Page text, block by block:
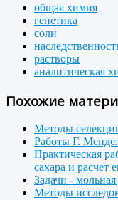
общая химия
генетика
соли
растворы
аналитическая
Похожие
Методы
Работы Г.
Практическая
сахара и расчет
Задачи -
Методы